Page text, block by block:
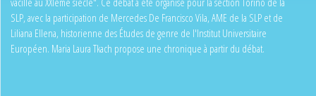
SLP, avec la participation de Mercedes De Francisco Vila, AME de la SLP et de
Liliana Ellena, historienne des Études de genre de l'Institut Universitaire
Européen. Maria Laura Tkach propose une chronique à partir du débat.